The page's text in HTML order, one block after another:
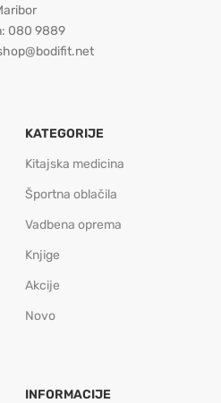
080 9889
KATEGORIJE
Kitajska medicina
Športna oblačila
Vadbena oprema
Knjige
Akcije
Novo
INFORMACIJE